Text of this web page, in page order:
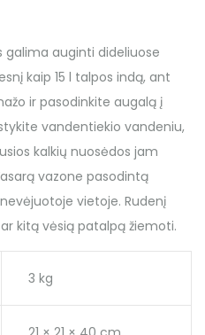
galima auginti dideliuose
kaip 15 l talpos indą, ant
ir pasodinkite augalą į
vandentiekio vandeniu,
kalkių nuosėdos jam
vazone pasodintą
vietoje. Rudenį
kitą vėsią patalpą žiemoti.
3 kg